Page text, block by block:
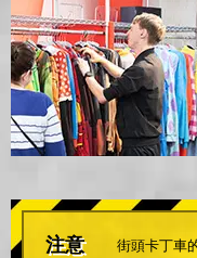
注意
街頭卡丁車